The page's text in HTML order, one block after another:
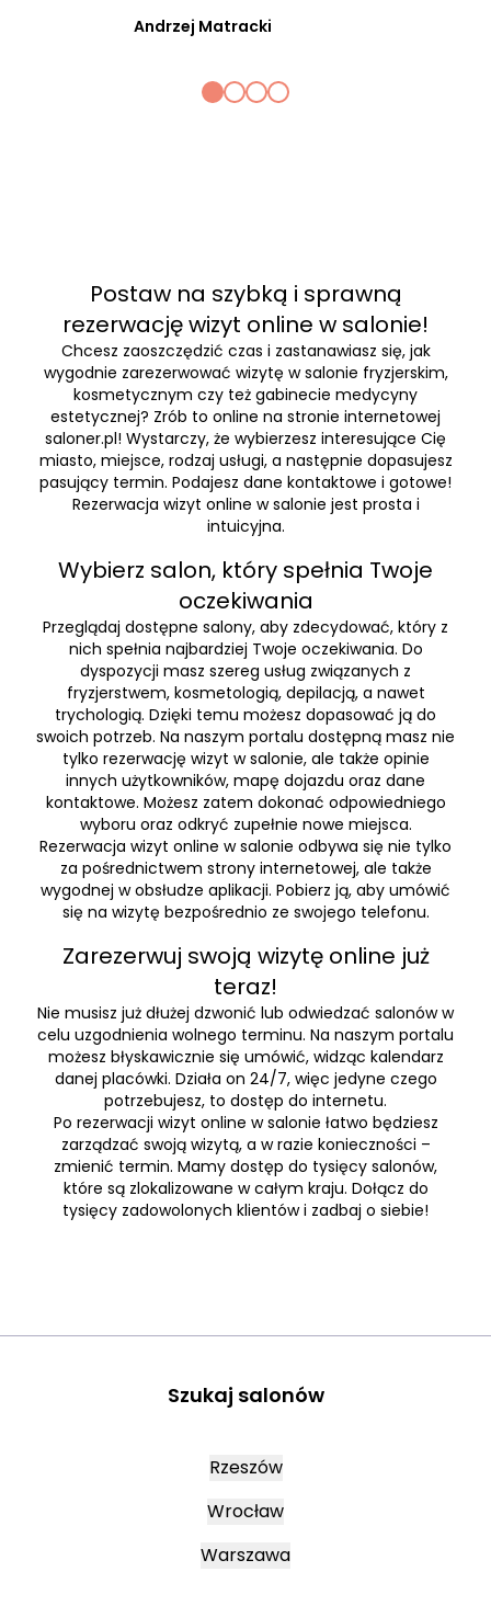
Andrzej Matracki
Postaw na szybką i sprawną
rezerwację wizyt online w salonie!
Chcesz zaoszczędzić czas i zastanawiasz się, jak
wygodnie zarezerwować wizytę w salonie fryzjerskim,
kosmetycznym czy też gabinecie medycyny
estetycznej? Zrób to online na stronie internetowej
saloner.pl! Wystarczy, że wybierzesz interesujące Cię
miasto, miejsce, rodzaj usługi, a następnie dopasujesz
pasujący termin. Podajesz dane kontaktowe i gotowe!
Rezerwacja wizyt online w salonie jest prosta i
intuicyjna.
Wybierz salon, który spełnia Twoje
oczekiwania
Przeglądaj dostępne salony, aby zdecydować, który z
nich spełnia najbardziej Twoje oczekiwania. Do
dyspozycji masz szereg usług związanych z
fryzjerstwem, kosmetologią, depilacją, a nawet
trychologią. Dzięki temu możesz dopasować ją do
swoich potrzeb. Na naszym portalu dostępną masz nie
tylko rezerwację wizyt w salonie, ale także opinie
innych użytkowników, mapę dojazdu oraz dane
kontaktowe. Możesz zatem dokonać odpowiedniego
wyboru oraz odkryć zupełnie nowe miejsca.
Rezerwacja wizyt online w salonie odbywa się nie tylko
za pośrednictwem strony internetowej, ale także
wygodnej w obsłudze aplikacji. Pobierz ją, aby umówić
się na wizytę bezpośrednio ze swojego telefonu.
Zarezerwuj swoją wizytę online już
teraz!
Nie musisz już dłużej dzwonić lub odwiedzać salonów w
celu uzgodnienia wolnego terminu. Na naszym portalu
możesz błyskawicznie się umówić, widząc kalendarz
danej placówki. Działa on 24/7, więc jedyne czego
potrzebujesz, to dostęp do internetu.
Po rezerwacji wizyt online w salonie łatwo będziesz
zarządzać swoją wizytą, a w razie konieczności –
zmienić termin. Mamy dostęp do tysięcy salonów,
które są zlokalizowane w całym kraju. Dołącz do
tysięcy zadowolonych klientów i zadbaj o siebie!
Szukaj salonów
Rzeszów
Wrocław
Warszawa